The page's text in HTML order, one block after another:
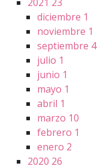
diciembre 1
noviembre 1
septiembre 4
julio 1
junio 1
mayo 1
abril 1
marzo 10
febrero 1
enero 2
2020 26